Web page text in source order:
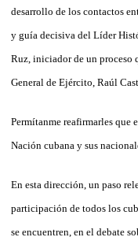
desarrollo de los contactos
y guía decisiva del Líder
Ruz, iniciador de un proceso
General de Ejército, Raúl
Permítanme reafirmarles
Nación cubana y sus
En esta dirección, un paso
participación de todos los
se encuentren, en el debate